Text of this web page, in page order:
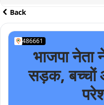
Back
486661
भाजपा नेता
सड़क, बच्चों